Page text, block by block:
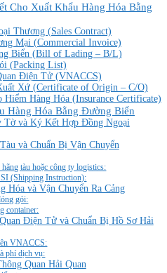
Cho Xuất Khẩu Hàng Hóa Bằng
Thương (Sales Contract)
Mại (Commercial Invoice)
Biển (Bill of Lading – B/L)
(Packing List)
Điện Tử (VNACCS)
Xứ (Certificate of Origin – C/O)
Hiểm Hàng Hóa (Insurance Certificate)
Hàng Hóa Bằng Đường Biển
Tờ và Ký Kết Hợp Đồng Ngoại
và Chuẩn Bị Vận Chuyển
tàu hoặc công ty logistics:
(Shipping Instruction):
Hóa và Vận Chuyển Ra Cảng
gói:
container:
Điện Tử và Chuẩn Bị Hồ Sơ Hải
VNACCS:
phí dịch vụ:
Quan Hải Quan